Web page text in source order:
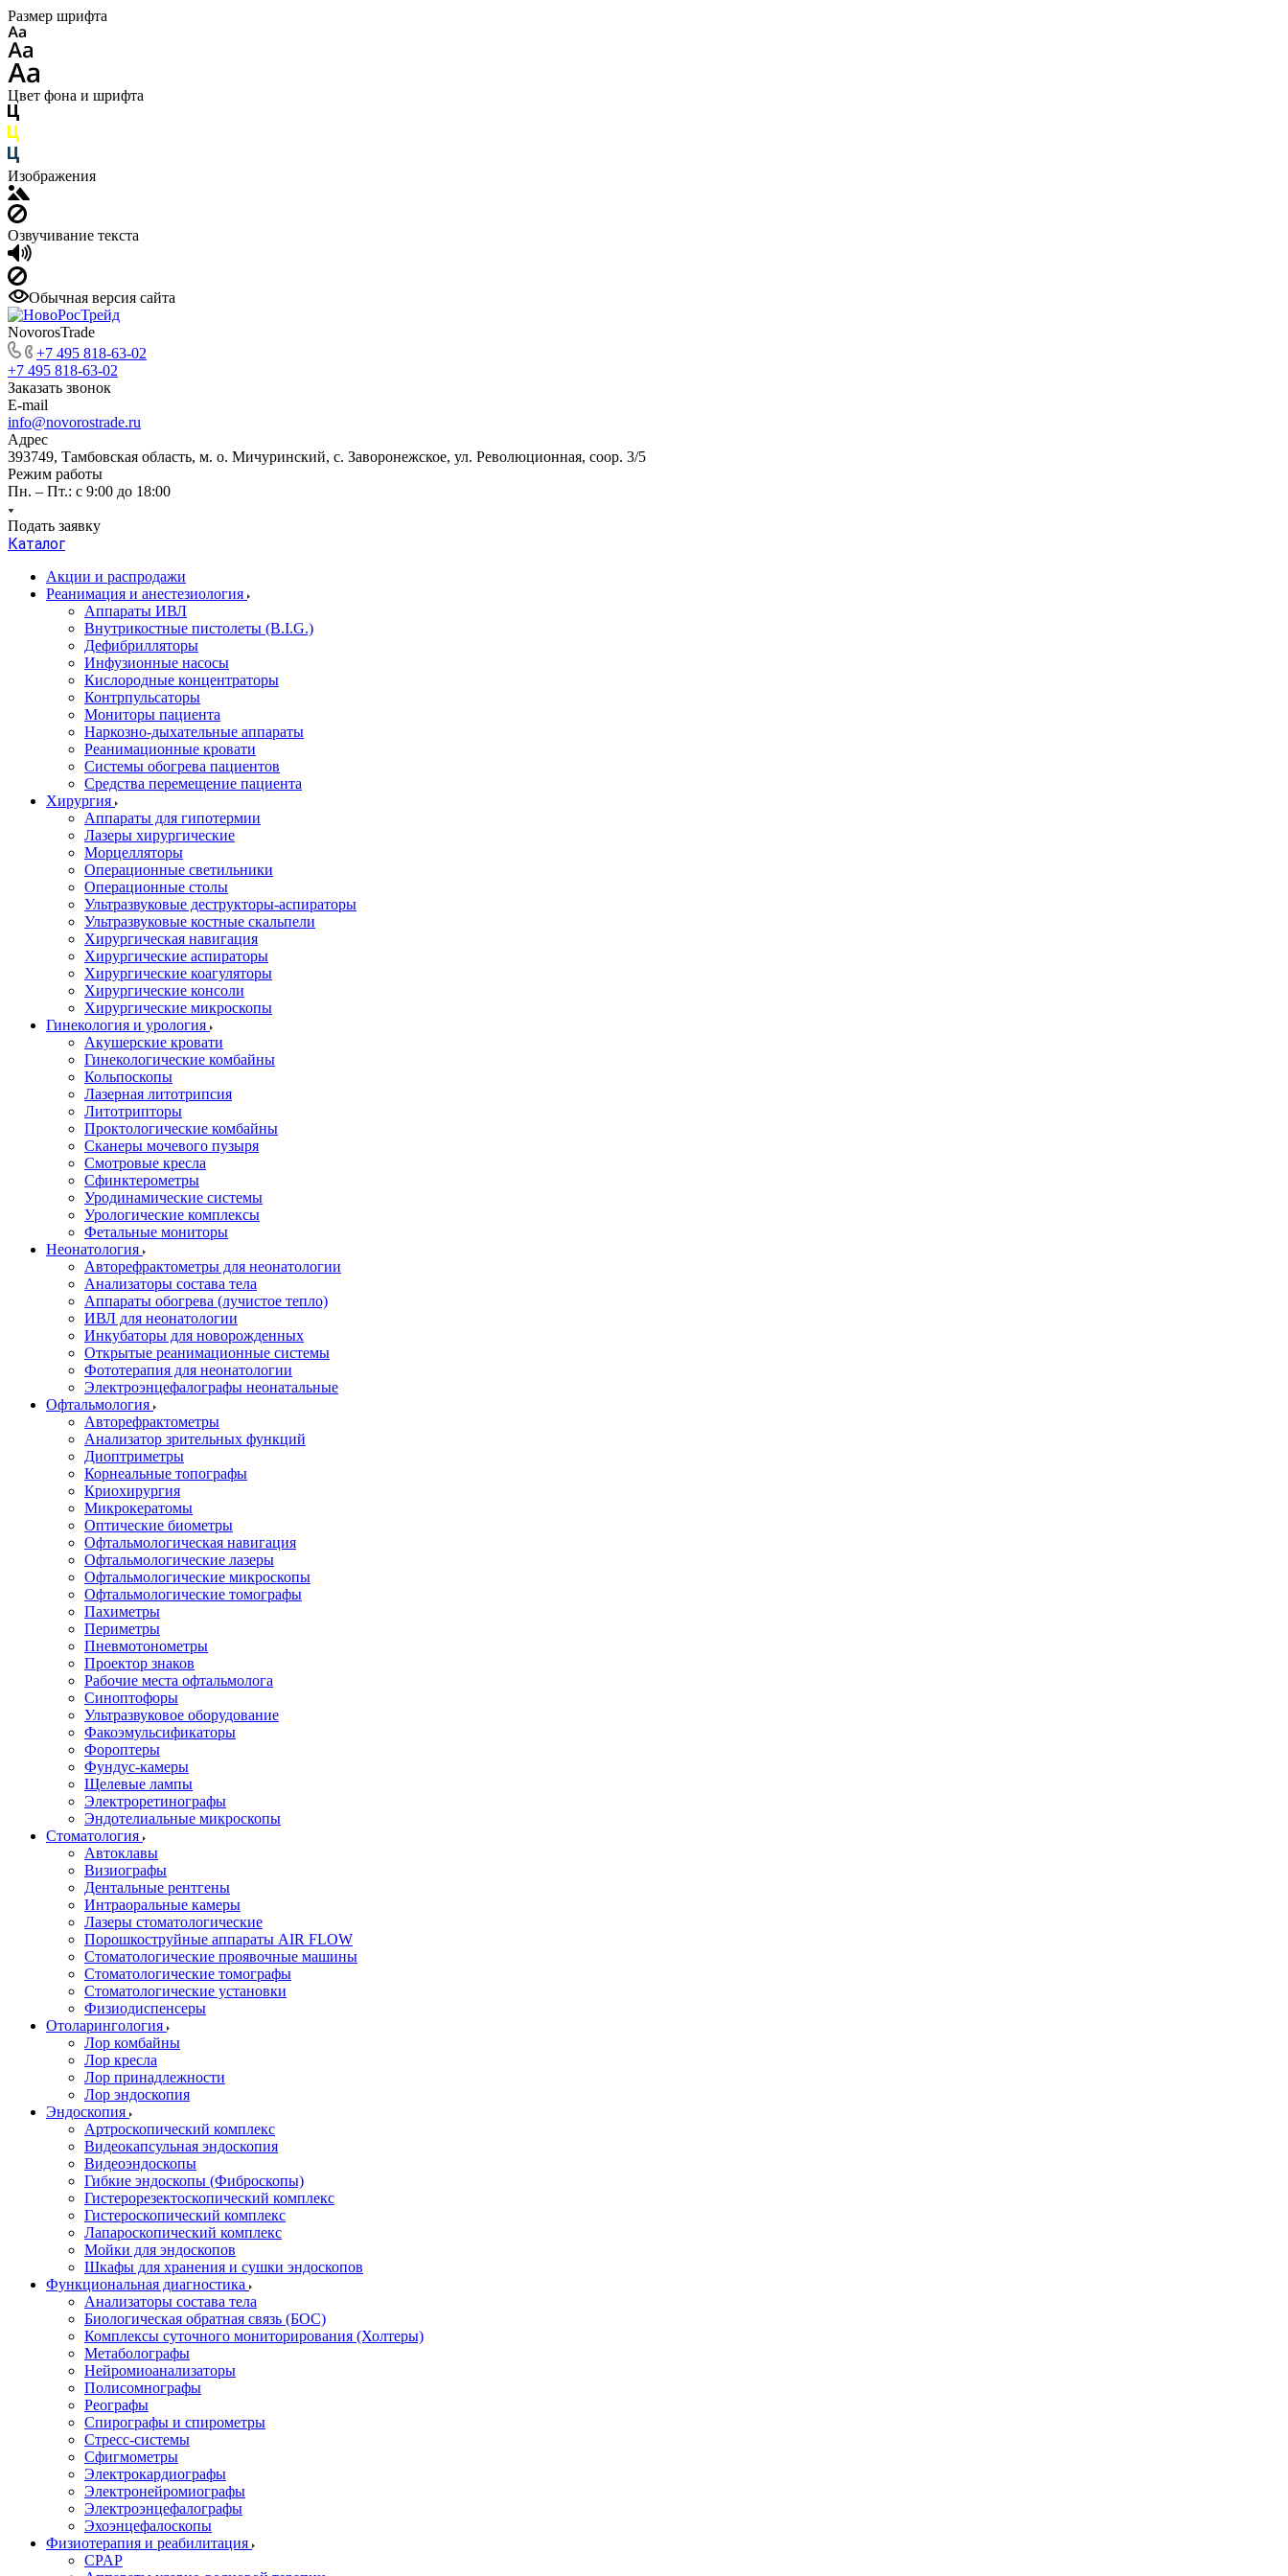
Размер шрифта
Цвет фона и шрифта
Изображения
Озвучивание текста
Обычная версия сайта
NovorosTrade
+7 495 818-63-02
+7 495 818-63-02
Заказать звонок
E-mail
info@novorostrade.ru
Адрес
393749, Тамбовская область, м. о. Мичуринский, с. Заворонежское, ул. Революционная, соор. 3/5
Режим работы
Пн. – Пт.: с 9:00 до 18:00
Подать заявку
Каталог
Акции и распродажи
Реанимация и анестезиология
Аппараты ИВЛ
Внутрикостные пистолеты (B.I.G.)
Дефибрилляторы
Инфузионные насосы
Кислородные концентраторы
Контрпульсаторы
Мониторы пациента
Наркозно-дыхательные аппараты
Реанимационные кровати
Системы обогрева пациентов
Средства перемещение пациента
Хирургия
Аппараты для гипотермии
Лазеры хирургические
Морцелляторы
Операционные светильники
Операционные столы
Ультразвуковые деструкторы-аспираторы
Ультразвуковые костные скальпели
Хирургическая навигация
Хирургические аспираторы
Хирургические коагуляторы
Хирургические консоли
Хирургические микроскопы
Гинекология и урология
Акушерские кровати
Гинекологические комбайны
Кольпоскопы
Лазерная литотрипсия
Литотрипторы
Проктологические комбайны
Сканеры мочевого пузыря
Смотровые кресла
Сфинктерометры
Уродинамические системы
Урологические комплексы
Фетальные мониторы
Неонатология
Авторефрактометры для неонатологии
Анализаторы состава тела
Аппараты обогрева (лучистое тепло)
ИВЛ для неонатологии
Инкубаторы для новорожденных
Открытые реанимационные системы
Фототерапия для неонатологии
Электроэнцефалографы неонатальные
Офтальмология
Авторефрактометры
Анализатор зрительных функций
Диоптриметры
Корнеальные топографы
Криохирургия
Микрокератомы
Оптические биометры
Офтальмологическая навигация
Офтальмологические лазеры
Офтальмологические микроскопы
Офтальмологические томографы
Пахиметры
Периметры
Пневмотонометры
Проектор знаков
Рабочие места офтальмолога
Синоптофоры
Ультразвуковое оборудование
Факоэмульсификаторы
Фороптеры
Фундус-камеры
Щелевые лампы
Электроретинографы
Эндотелиальные микроскопы
Стоматология
Автоклавы
Визиографы
Дентальные рентгены
Интраоральные камеры
Лазеры стоматологические
Порошкоструйные аппараты AIR FLOW
Стоматологические проявочные машины
Стоматологические томографы
Стоматологические установки
Физиодиспенсеры
Отоларингология
Лор комбайны
Лор кресла
Лор принадлежности
Лор эндоскопия
Эндоскопия
Артроскопический комплекс
Видеокапсульная эндоскопия
Видеоэндоскопы
Гибкие эндоскопы (Фиброcкопы)
Гистерорезектоскопический комплекс
Гистероскопический комплекс
Лапароскопический комплекс
Мойки для эндоскопов
Шкафы для хранения и сушки эндоскопов
Функциональная диагностика
Анализаторы состава тела
Биологическая обратная связь (БОС)
Комплексы суточного мониторирования (Холтеры)
Метаболографы
Нейромиоанализаторы
Полисомнографы
Реографы
Спирографы и спирометры
Стресс-системы
Сфигмометры
Электрокардиографы
Электронейромиографы
Электроэнцефалографы
Эхоэнцефалоскопы
Физиотерапия и реабилитация
CPAP